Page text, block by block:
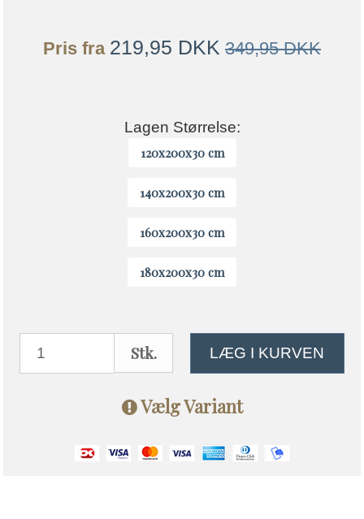
Pris fra 219,95 DKK 349,95 DKK
Lagen Størrelse:
120x200x30 cm
140x200x30 cm
160x200x30 cm
180x200x30 cm
Stk. LÆG I KURVEN
Vælg Variant